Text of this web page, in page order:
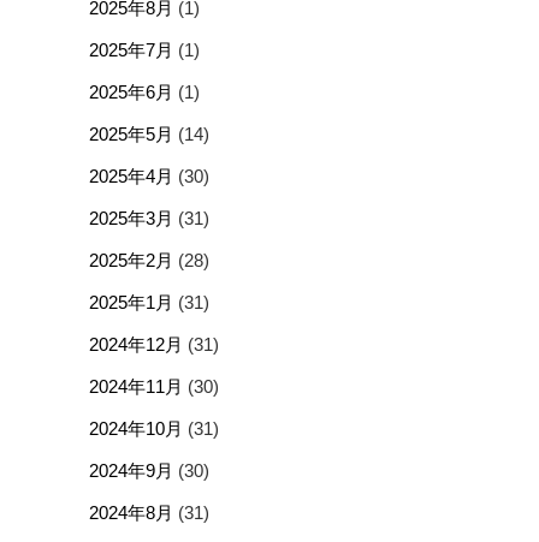
2025年8月 (1)
2025年7月 (1)
2025年6月 (1)
2025年5月 (14)
2025年4月 (30)
2025年3月 (31)
2025年2月 (28)
2025年1月 (31)
2024年12月 (31)
2024年11月 (30)
2024年10月 (31)
2024年9月 (30)
2024年8月 (31)